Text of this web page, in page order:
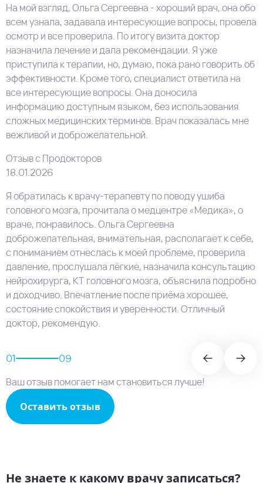
На мой взгляд, Ольга Сергеевна - хороший врач, она обо
всем узнала, задавала интересующие вопросы, провела
осмотр и все проверила. По итогу визита доктор
назначила лечение и дала рекомендации. Я уже
приступила к терапии, но, думаю, пока рано говорить об
эффективности. Кроме того, специалист ответила на
все интересующие вопросы. Она доносила
информацию доступным языком, без использования
сложных медицинских терминов. Врач показалась мне
вежливой и доброжелательной.
Отзыв с Продокторов
18.01.2026
Я обратилась к врачу-терапевту по поводу ушиба
головного мозга, прочитала о медцентре «Медика», о
враче, понравилось. Ольга Сергеевна
доброжелательная, внимательная, располагает к себе,
с пониманием отнеслась к моей проблеме, проверила
давление, прослушала лёгкие, назначила консультацию
нейрохирурга, КТ головного мозга​, объяснила подробно
и доходчиво. Впечатление после приёма хорошее,
состояние спокойствия и уверенности. Отличный
доктор, рекомендую.
01
09
Ваш отзыв помогает нам становиться лучше!
Оставить отзыв
Не знаете к какому врачу записаться?